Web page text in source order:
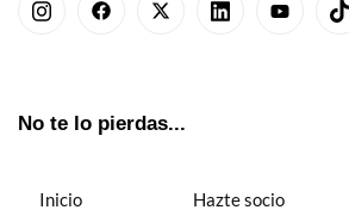
No te lo pierdas...
Inicio Hazte socio